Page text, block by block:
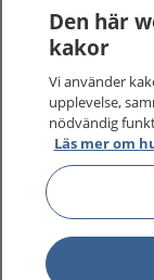
Kontakt
Behandling av
Hantering av kakor
Inställningar för
Den här
kakor
Vi använder
upplevelse,
nödvändig
Läs mer om